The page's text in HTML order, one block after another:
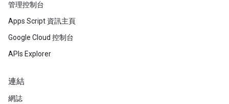
管理控制台
Apps Script 資訊主頁
Google Cloud 控制台
APIs Explorer
連結
網誌